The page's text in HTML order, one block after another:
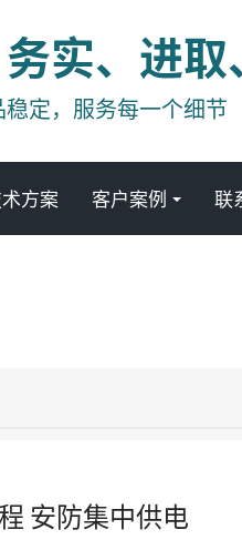
实、进
定，服务每一个细节
方案 客户案例 联
安防集中供电